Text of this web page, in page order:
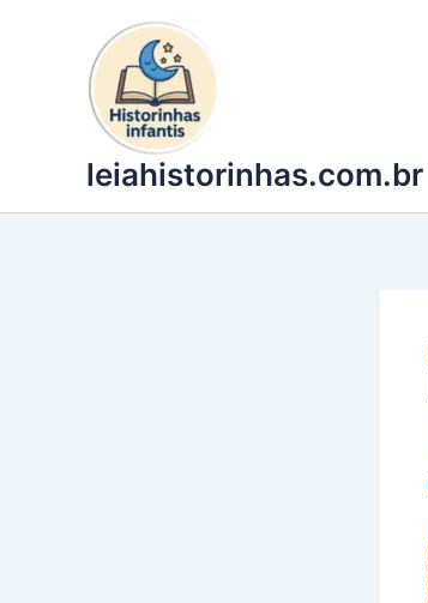
leiahistorinhas.com.br